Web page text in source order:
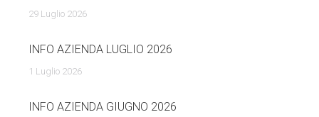
29 Luglio 2026
INFO AZIENDA LUGLIO 2026
1 Luglio 2026
INFO AZIENDA GIUGNO 2026